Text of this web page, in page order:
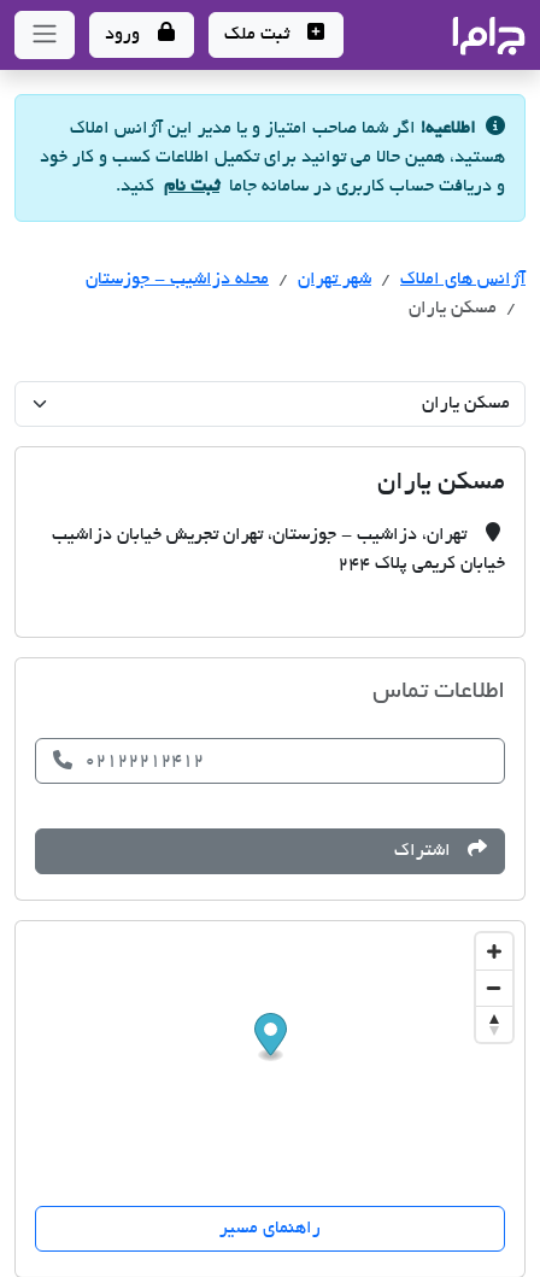
- سامانه جامع املاک و مشاورین املاک
ثبت ملک ورود
اطلاعیه! اگر شما صاحب امتیاز و یا مدیر این آژانس املاک
هستید، همین حالا می توانید برای تکمیل اطلاعات کسب و کار خود
و دریافت حساب کاربری در سامانه جاماثبت نام کنید.
آژانس های املاک آژانس های املاک
شهر تهران آژانس های املاک
محله دزاشیب - جوزستان
مسکن یاران
مسکن یاران
تهران، دزاشیب - جوزستان، تهران تجریش خیابان دزاشیب
خیابان کریمی پلاک 244
اطلاعات تماس
02122212412
اشتراک
راهنمای مسیر